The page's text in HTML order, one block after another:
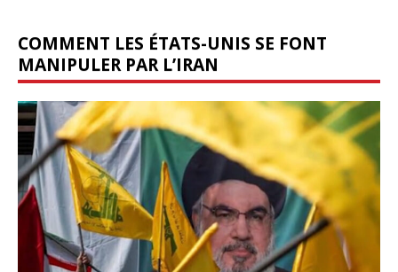
COMMENT LES ÉTATS-UNIS SE FONT
MANIPULER PAR L’IRAN